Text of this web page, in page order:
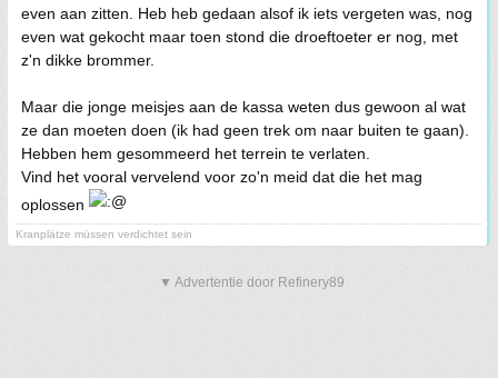
even aan zitten. Heb heb gedaan alsof ik iets vergeten was, nog
even wat gekocht maar toen stond die droeftoeter er nog, met
z'n dikke brommer.
Maar die jonge meisjes aan de kassa weten dus gewoon al wat
ze dan moeten doen (ik had geen trek om naar buiten te gaan).
Hebben hem gesommeerd het terrein te verlaten.
Vind het vooral vervelend voor zo'n meid dat die het mag
oplossen
Kranplätze müssen verdichtet sein
▼ Advertentie door Refinery89